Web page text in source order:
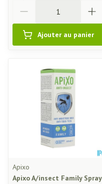
Ajouter au panier
Apixo
Apixo A/insect Family Spray